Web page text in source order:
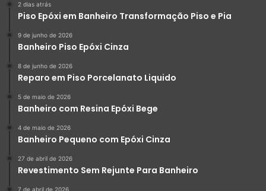
2 dias atrás
Piso Epóxi em Banheiro Transformação Piso e Pia
9 de junho de 2026
Banheiro Piso Epóxi Cinza
8 de junho de 2026
Reparo em Piso Porcelanato Liquido
5 de maio de 2026
Banheiro com Resina Epóxi Bege
4 de maio de 2026
Banheiro Pequeno com Epóxi Cinza
27 de abril de 2026
Revestimento Sem Rejunte Para Banheiro
7 de abril de 2026